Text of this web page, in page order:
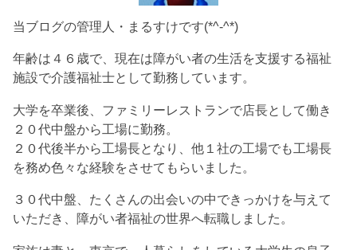
当ブログの管理人・まるすけです(*^-^*)
年齢は４６歳で、現在は障がい者の生活を支援する福祉
施設で介護福祉士として勤務しています。
大学を卒業後、ファミリーレストランで店長として働き
２０代中盤から工場に勤務。
２０代後半から工場長となり、他１社の工場でも工場長
を務め色々な経験をさせてもらいました。
３０代中盤、たくさんの出会いの中できっかけを与えて
いただき、障がい者福祉の世界へ転職しました。